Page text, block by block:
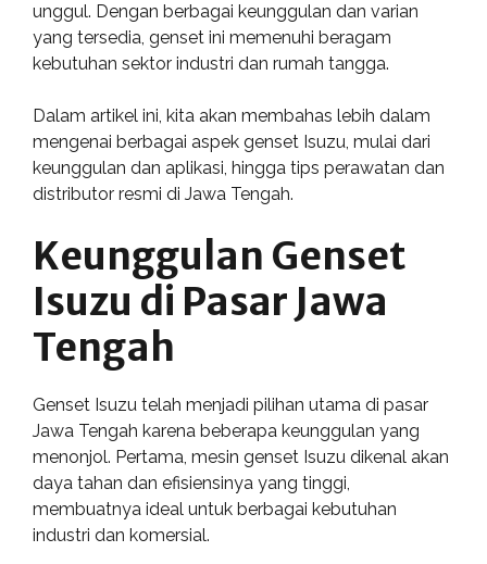
unggul. Dengan berbagai keunggulan dan varian
yang tersedia, genset ini memenuhi beragam
kebutuhan sektor industri dan rumah tangga.
Dalam artikel ini, kita akan membahas lebih dalam
mengenai berbagai aspek genset Isuzu, mulai dari
keunggulan dan aplikasi, hingga tips perawatan dan
distributor resmi di Jawa Tengah.
Keunggulan Genset
Isuzu di Pasar Jawa
Tengah
Genset Isuzu telah menjadi pilihan utama di pasar
Jawa Tengah karena beberapa keunggulan yang
menonjol. Pertama, mesin genset Isuzu dikenal akan
daya tahan dan efisiensinya yang tinggi,
membuatnya ideal untuk berbagai kebutuhan
industri dan komersial.